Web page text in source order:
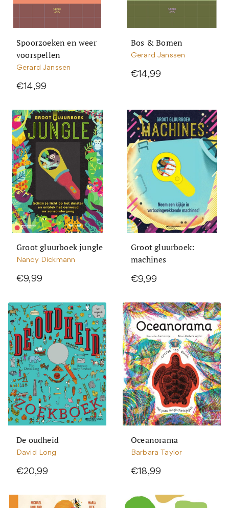
Spoorzoeken en weer
voorspellen
Gerard Janssen
€14,99
Bos & Bomen
Gerard Janssen
€14,99
Groot gluurboek jungle
Nancy Dickmann
€9,99
Groot gluurboek:
machines
€9,99
De oudheid
David Long
€20,99
Oceanorama
Barbara Taylor
€18,99